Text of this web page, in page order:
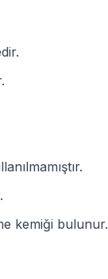
kemiği bulunur.